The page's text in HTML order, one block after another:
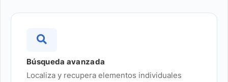
Búsqueda avanzada
Localiza y recupera elementos individuales